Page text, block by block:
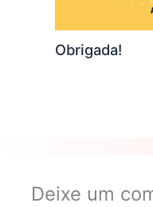
Obrigada!
Deixe um